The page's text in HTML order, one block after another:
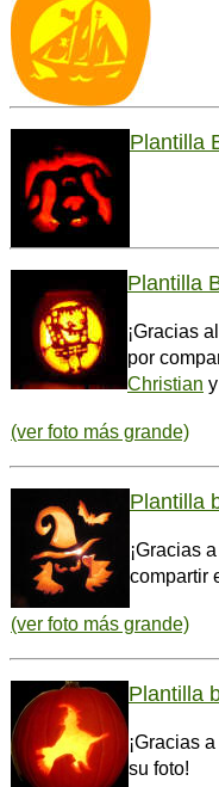
Plantilla
Plantilla
¡Gracias
por
Christian
(ver foto más grande)
Plantilla
¡Gracias a
compartir
(ver foto más grande)
Plantilla
¡Gracias a
su foto!